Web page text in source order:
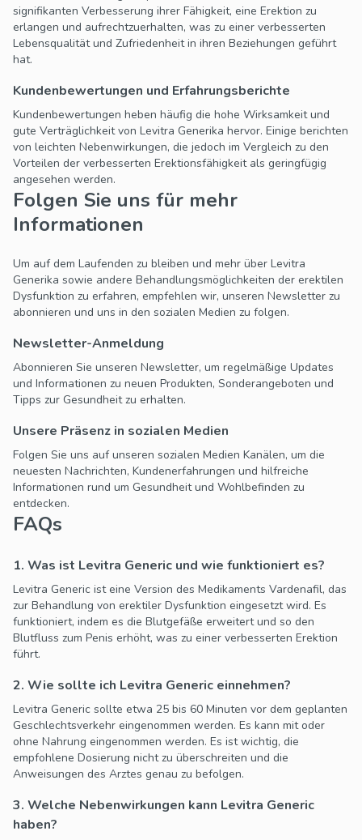
signifikanten Verbesserung ihrer Fähigkeit, eine Erektion zu
erlangen und aufrechtzuerhalten, was zu einer verbesserten
Lebensqualität und Zufriedenheit in ihren Beziehungen geführt
hat.
Kundenbewertungen und Erfahrungsberichte
Kundenbewertungen heben häufig die hohe Wirksamkeit und
gute Verträglichkeit von Levitra Generika hervor. Einige berichten
von leichten Nebenwirkungen, die jedoch im Vergleich zu den
Vorteilen der verbesserten Erektionsfähigkeit als geringfügig
angesehen werden.
Folgen Sie uns für mehr
Informationen
Um auf dem Laufenden zu bleiben und mehr über Levitra
Generika sowie andere Behandlungsmöglichkeiten der erektilen
Dysfunktion zu erfahren, empfehlen wir, unseren Newsletter zu
abonnieren und uns in den sozialen Medien zu folgen.
Newsletter-Anmeldung
Abonnieren Sie unseren Newsletter, um regelmäßige Updates
und Informationen zu neuen Produkten, Sonderangeboten und
Tipps zur Gesundheit zu erhalten.
Unsere Präsenz in sozialen Medien
Folgen Sie uns auf unseren sozialen Medien Kanälen, um die
neuesten Nachrichten, Kundenerfahrungen und hilfreiche
Informationen rund um Gesundheit und Wohlbefinden zu
entdecken.
FAQs
1. Was ist Levitra Generic und wie funktioniert es?
Levitra Generic ist eine Version des Medikaments Vardenafil, das
zur Behandlung von erektiler Dysfunktion eingesetzt wird. Es
funktioniert, indem es die Blutgefäße erweitert und so den
Blutfluss zum Penis erhöht, was zu einer verbesserten Erektion
führt.
2. Wie sollte ich Levitra Generic einnehmen?
Levitra Generic sollte etwa 25 bis 60 Minuten vor dem geplanten
Geschlechtsverkehr eingenommen werden. Es kann mit oder
ohne Nahrung eingenommen werden. Es ist wichtig, die
empfohlene Dosierung nicht zu überschreiten und die
Anweisungen des Arztes genau zu befolgen.
3. Welche Nebenwirkungen kann Levitra Generic
haben?